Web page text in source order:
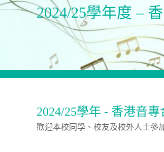
2024/25學年度 –
2024/25學年 - 香港音專
歡迎本校同學、校友及校外人士參